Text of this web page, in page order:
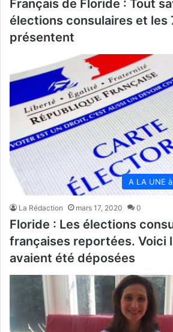
Français de Floride : Tout
élections consulaires et les
présentent
A LA UNE
La Rédaction mars 17, 2020 0
Floride : Les élections
françaises reportées. Voici
avaient été déposées